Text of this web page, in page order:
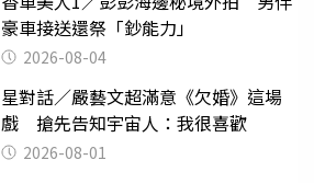
豪車接送還祭「鈔能力」
2026-08-04
星對話／嚴藝文超滿意《欠婚》這場
戲 搶先告知宇宙人：我很喜歡
2026-08-01